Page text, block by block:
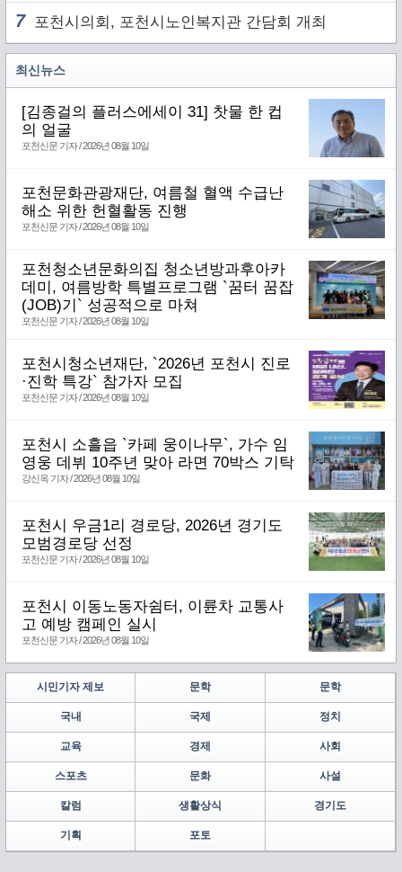
7포천시의회, 포천시노인복지관 간담회 개최
최신뉴스
[김종걸의 플러스에세이 31] 찻물 한 컵
의 얼굴
포천신문 기자 / 2026년 08월 10일
포천문화관광재단, 여름철 혈액 수급난
해소 위한 헌혈활동 진행
포천신문 기자 / 2026년 08월 10일
포천청소년문화의집 청소년방과후아카
데미, 여름방학 특별프로그램 `꿈터 꿈잡
(JOB)기` 성공적으로 마쳐
포천신문 기자 / 2026년 08월 10일
포천시청소년재단, `2026년 포천시 진로
·진학 특강` 참가자 모집
포천신문 기자 / 2026년 08월 10일
포천시 소흘읍 `카페 웅이나무`, 가수 임
영웅 데뷔 10주년 맞아 라면 70박스 기탁
강신옥 기자 / 2026년 08월 10일
포천시 우금1리 경로당, 2026년 경기도
모범경로당 선정
포천신문 기자 / 2026년 08월 10일
포천시 이동노동자쉼터, 이륜차 교통사
고 예방 캠페인 실시
포천신문 기자 / 2026년 08월 10일
시민기자 제보 문학 문학
국내 국제 정치
교육 경제 사회
스포츠 문화 사설
칼럼 생활상식 경기도
기획 포토